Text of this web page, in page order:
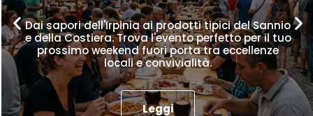
Dai sapori dell'Irpinia ai prodotti tipici del Sannio
e della Costiera. Trova l'evento perfetto per il tuo
prossimo weekend fuori porta tra eccellenze
locali e convivialità.
Leggi